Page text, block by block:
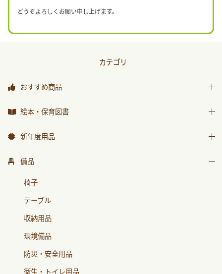
どうぞよろしくお願い申し上げます。
カテゴリ
おすすめ商品
おすすめ商品
絵本・保育図書
絵本
月刊絵本 バックナンバー
おはなしチャイルド
おはなしﾁｬｲﾙﾄﾞﾘｸｴｽﾄ
チャイルドブック アップル
ﾁｬｲﾙﾄﾞﾌﾞｯｸ ｱｯﾌﾟﾙ傑作選
もこちゃんチャイルド
新年度用品
出席帳・シール
備品
椅子
テーブル
収納用品
環境備品
防災・安全用品
衛生・トイレ用品